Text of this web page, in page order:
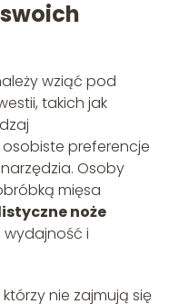
wziąć pod
takich jak
preferencje
Osoby
mięsa
noże
i
nie zajmują się